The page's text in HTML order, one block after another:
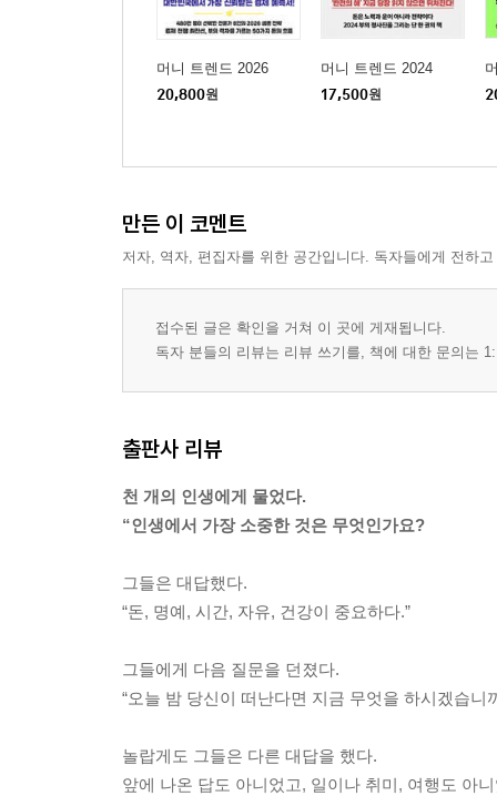
머니 트렌드 2026
20,800원
머니 트렌드 2024
17,500원
만든 이 코멘트
저자, 역자, 편집자를 위한 공간입니다. 독자들에게 전하
접수된 글은 확인을 거쳐 이 곳에 게재됩니다.
독자 분들의 리뷰는 리뷰 쓰기를, 책에 대한 문의는
출판사 리뷰
천 개의 인생에게 물었다.
“인생에서 가장 소중한 것은 무엇인가요?
그들은 대답했다.
“돈, 명예, 시간, 자유, 건강이 중요하다.”
그들에게 다음 질문을 던졌다.
“오늘 밤 당신이 떠난다면 지금 무엇을 하시겠습니
놀랍게도 그들은 다른 대답을 했다.
앞에 나온 답도 아니었고, 일이나 취미, 여행도 아